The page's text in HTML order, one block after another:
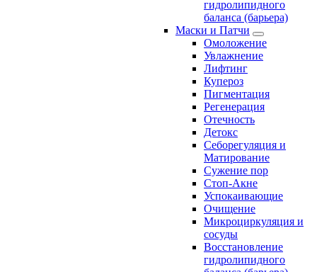
гидролипидного
баланса (барьера)
Маски и Патчи
Омоложение
Увлажнение
Лифтинг
Купероз
Пигментация
Регенерация
Отечность
Детокс
Себорегуляция и
Матирование
Сужение пор
Стоп-Акне
Успокаивающие
Очищение
Микроциркуляция и
сосуды
Восстановление
гидролипидного